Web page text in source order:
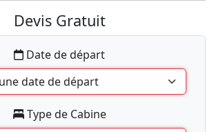
Devis Gratuit
Date de départ
Type de Cabine